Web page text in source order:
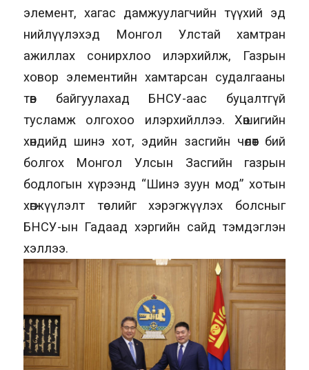
элемент, хагас дамжуулагчийн түүхий эд
нийлүүлэхэд Монгол Улстай хамтран
ажиллах сонирхлоо илэрхийлж, Газрын
ховор элементийн хамтарсан судалгааны
төв байгуулахад БНСУ-аас буцалтгүй
тусламж олгохоо илэрхийллээ. Хөшигийн
хөндийд шинэ хот, эдийн засгийн чөлөөт бий
болгох Монгол Улсын Засгийн газрын
бодлогын хүрээнд “Шинэ зуун мод” хотын
хөгжүүлэлт төслийг хэрэгжүүлэх болсныг
БНСУ-ын Гадаад хэргийн сайд тэмдэглэн
хэллээ.